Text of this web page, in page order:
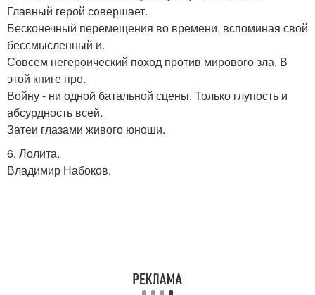
Главный герой совершает.
Бесконечный перемещения во времени, вспоминая свой
бессмысленный и.
Совсем негероический поход против мирового зла. В
этой книге про.
Войну - ни одной батальной сцены. Только глупость и
абсурдность всей.
Затеи глазами живого юноши.
6. Лолита.
Владимир Набоков.